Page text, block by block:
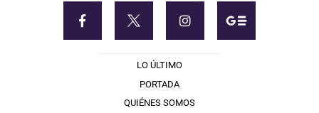
LO ÚLTIMO
PORTADA
QUIÉNES SOMOS